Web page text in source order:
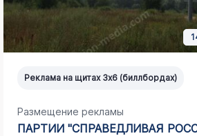
Реклама на щитах 3х6 (биллбордах)
Размещение рекламы
ПАРТИИ "СПРАВЕДЛИВАЯ